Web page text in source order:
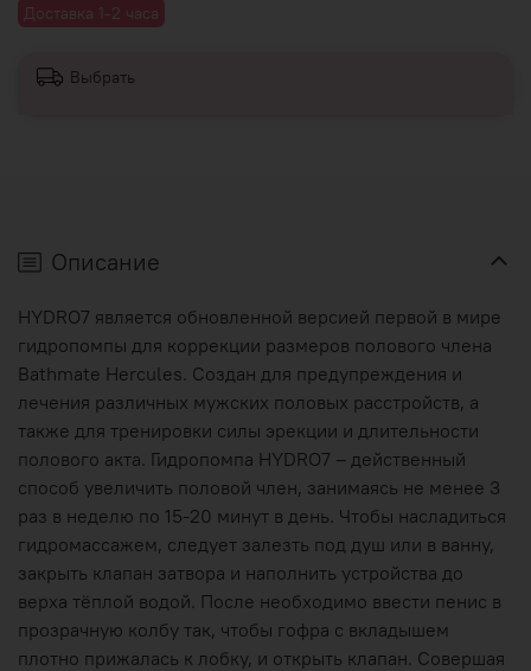
Доставка 1-2 часа
Выбрать
Описание
HYDRO7 является обновленной версией первой в мире
гидропомпы для коррекции размеров полового члена
Bathmate Hercules. Создан для предупреждения и
лечения различных мужских половых расстройств, а
также для тренировки силы эрекции и длительности
полового акта. Гидропомпа HYDRO7 – действенный
способ увеличить половой член, занимаясь не менее 3
раз в неделю по 15-20 минут в день. Чтобы насладиться
гидромассажем, следует залезть под душ или в ванну,
закрыть клапан затвора и наполнить устройства до
верха тёплой водой. После необходимо ввести пенис в
прозрачную колбу так, чтобы гофра с вкладышем
плотно прижалась к лобку, и открыть клапан. Совершая